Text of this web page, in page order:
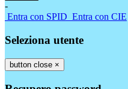
-
Entra con SPID Entra con CIE
Seleziona utente
button close ×